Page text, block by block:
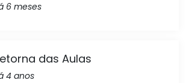
6 meses
das Aulas
4 anos